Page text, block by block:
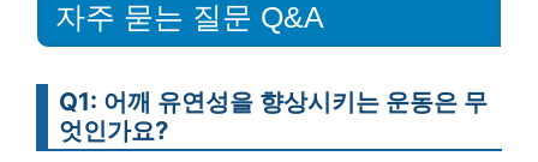
자주 묻는 질문 Q&A
Q1: 어깨 유연성을 향상시키는 운동은 무
엇인가요?